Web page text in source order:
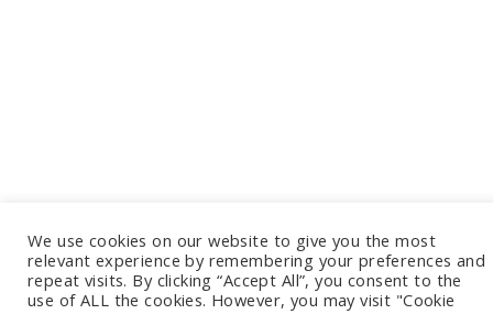
We use cookies on our website to give you the most
relevant experience by remembering your preferences and
repeat visits. By clicking “Accept All”, you consent to the
use of ALL the cookies. However, you may visit "Cookie